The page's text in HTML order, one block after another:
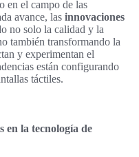
en el campo de las
avance, las innovaciones
no solo la calidad y la
también transformando la
y experimentan el
están configurando
táctiles.
en la tecnología de